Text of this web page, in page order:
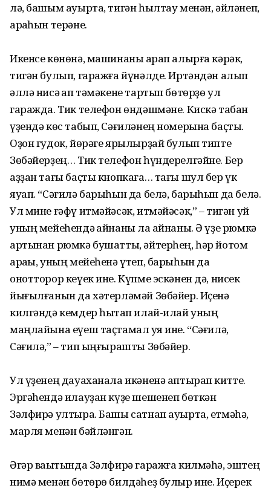
лә, башым ауырта, тигән һылтау менән, әйләнеп,
арҡаһын терәне.
Икенсе көнөнә, машинаны ҡарап алырға кәрәк,
тигән булып, гаражға йүнәлде. Иртәндән алып
әллә нисә ҡап тәмәкене тартып бөтөрҙө ул
гаражда. Тик телефон өндәшмәне. Кискә табан
үҙендә көс табып, Сәғиләнең номерына баҫты.
Оҙон гудок, йөрәге ярылырҙай булып типте
Зөбәйерҙең… Тик телефон һүндерелгәйне. Бер
аҙҙан тағы баҫты кнопкаға… тағы шул бер үк
яуап. “Сәғилә барыһын да белә, барыһын да белә.
Ул мине ғәфү итмәйәсәк, итмәйәсәк,” – тигән уй
уның мейеһендә ҡайнаны ла ҡайнаны. Ә үҙе рюмкә
артынан рюмкә бушатты, әйтерһең, һәр йотом
араҡы, уның мейеһенә үтеп, барыһын да
онотторор кеүек ине. Күпме эскәнен дә, нисек
йығылғанын да хәтерләмәй Зөбәйер. Иҫенә
килгәндә кемдер һыҡтап илай-илай уның
маңлайына еүеш таҫтамал ҡуя ине. “Сәғилә,
Сәғилә,” – тип ыңғырашты Зөбәйер.
Ул үҙенең дауаханала икәненә аптырап китте.
Эргәһендә илауҙан күҙе шешенеп бөткән
Зәлфирә ултыра. Башы сатнап ауырта, етмәһә,
марля менән бәйләнгән.
Әгәр ваҡытында Зәлфирә гаражға килмәһә, эштең
нимә менән бөтөрө билдәһеҙ булыр ине. Иҫерек